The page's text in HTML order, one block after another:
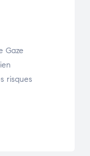
Gaze
risques